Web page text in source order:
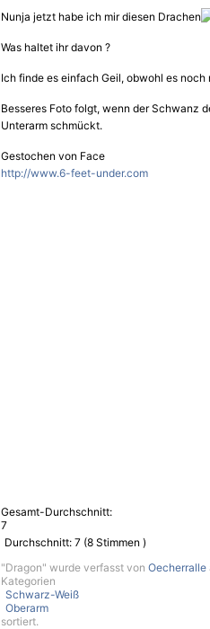
Nunja jetzt habe ich mir diesen Drachen
Was haltet ihr davon ?
Ich finde es einfach Geil, obwohl es
Besseres Foto folgt, wenn der Schwanz
Unterarm schmückt.
Gestochen von Face
http://www.6-feet-under.com
Gesamt-Durchschnitt:
7
Durchschnitt: 7 (8 Stimmen )
"Dragon" wurde verfasst von Oecherralle
Kategorien
Schwarz-Weiß
Oberarm
sortiert.